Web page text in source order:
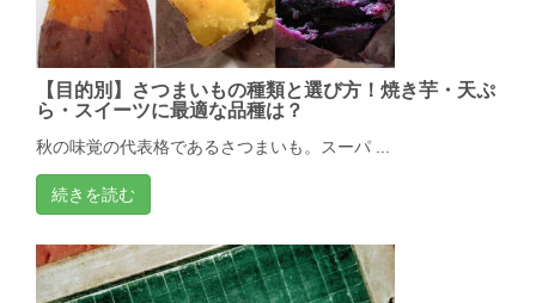
【目的別】さつまいもの種類と選び方！焼き芋・天ぷ
ら・スイーツに最適な品種は？
秋の味覚の代表格であるさつまいも。スーパ ...
続きを読む